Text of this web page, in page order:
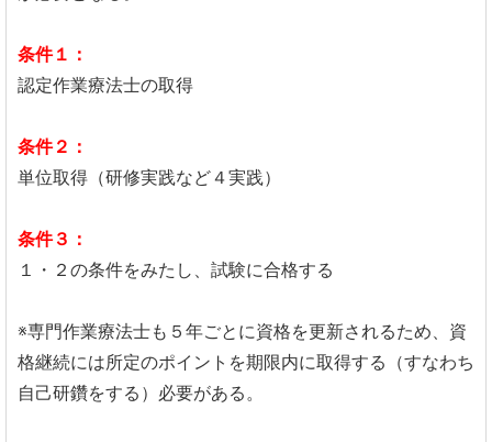
条件１：
認定作業療法士の取得
条件２：
単位取得（研修実践など４実践）
条件３：
１・２の条件をみたし、試験に合格する
※専門作業療法士も５年ごとに資格を更新されるため、資
格継続には所定のポイントを期限内に取得する（すなわち
自己研鑽をする）必要がある。